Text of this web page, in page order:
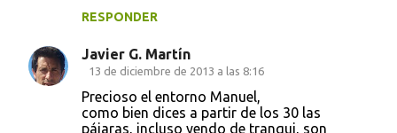
RESPONDER
Javier G. Martín
13 de diciembre de 2013 a las 8:16
Precioso el entorno Manuel,
como bien dices a partir de los 30 las
pájaras, incluso yendo de tranqui, son